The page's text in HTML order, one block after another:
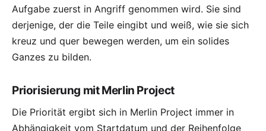
Aufgabe zuerst in Angriff genommen wird. Sie sind
derjenige, der die Teile eingibt und weiß, wie sie sich
kreuz und quer bewegen werden, um ein solides
Ganzes zu bilden.
Priorisierung mit Merlin Project
Die Priorität ergibt sich in Merlin Project immer in
Abhängigkeit vom Startdatum und der Reihenfolge